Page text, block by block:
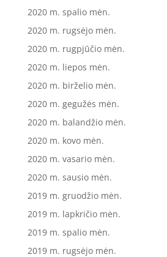
2020 m. spalio mėn.
2020 m. rugsėjo mėn.
2020 m. rugpjūčio mėn.
2020 m. liepos mėn.
2020 m. birželio mėn.
2020 m. gegužės mėn.
2020 m. balandžio mėn.
2020 m. kovo mėn.
2020 m. vasario mėn.
2020 m. sausio mėn.
2019 m. gruodžio mėn.
2019 m. lapkričio mėn.
2019 m. spalio mėn.
2019 m. rugsėjo mėn.